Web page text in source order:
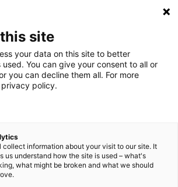
site
your data on this site to better
You can give your consent to all or
you can decline them all. For more
policy.
collect information about your visit to our site. It
us understand how the site is used – what's
what might be broken and what we should